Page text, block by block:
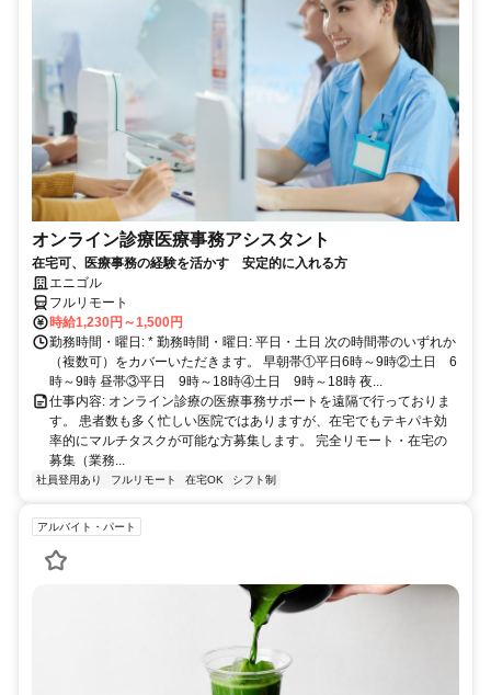
オンライン診療医療事務アシスタント
在宅可、医療事務の経験を活かす 安定的に入れる方
エニゴル
フルリモート
時給1,230円～1,500円
勤務時間・曜日: * 勤務時間・曜日: 平日・土日 次の時間帯のいずれか
（複数可）をカバーいただきます。 早朝帯①平日6時～9時②土日 6
時～9時 昼帯③平日 9時～18時④土日 9時～18時 夜...
仕事内容: オンライン診療の医療事務サポートを遠隔で行っておりま
す。 患者数も多く忙しい医院ではありますが、在宅でもテキパキ効
率的にマルチタスクが可能な方募集します。 完全リモート・在宅の
募集（業務...
社員登用あり フルリモート 在宅OK シフト制
アルバイト・パート